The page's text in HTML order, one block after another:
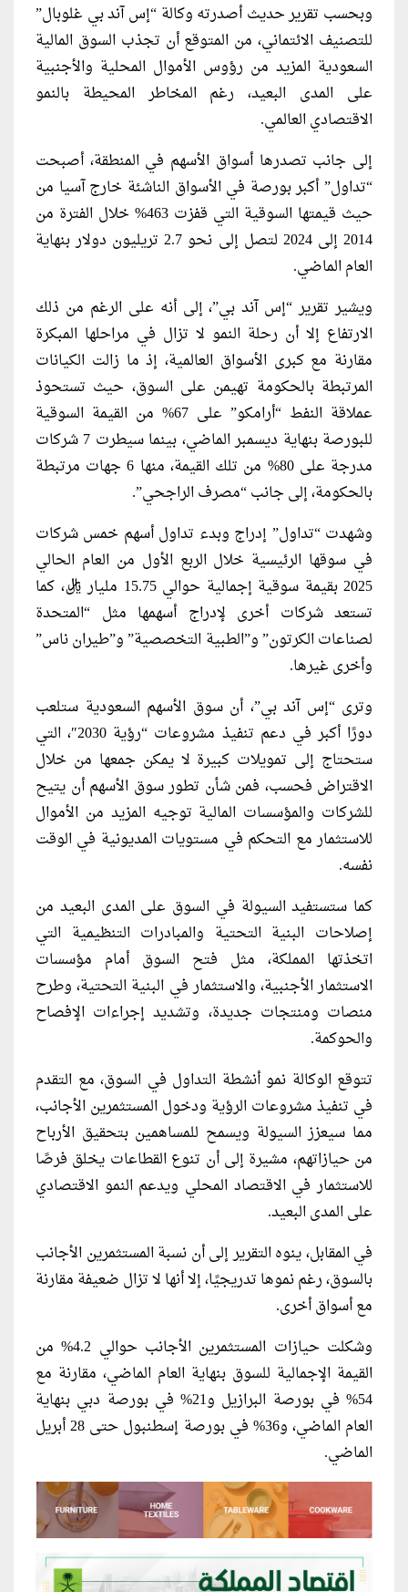
وبحسب تقرير حديث أصدرته وكالة “إس آند بي غلوبال”
للتصنيف الائتماني، من المتوقع أن تجذب السوق المالية
السعودية المزيد من رؤوس الأموال المحلية والأجنبية
على المدى البعيد، رغم المخاطر المحيطة بالنمو
الاقتصادي العالمي.
إلى جانب تصدرها أسواق الأسهم في المنطقة، أصبحت
“تداول” أكبر بورصة في الأسواق الناشئة خارج آسيا من
حيث قيمتها السوقية التي قفزت 463% خلال الفترة من
2014 إلى 2024 لتصل إلى نحو 2.7 تريليون دولار بنهاية
العام الماضي.
ويشير تقرير “إس آند بي”، إلى أنه على الرغم من ذلك
الارتفاع إلا أن رحلة النمو لا تزال في مراحلها المبكرة
مقارنة مع كبرى الأسواق العالمية، إذ ما زالت الكيانات
المرتبطة بالحكومة تهيمن على السوق، حيث تستحوذ
عملاقة النفط “أرامكو” على 67% من القيمة السوقية
للبورصة بنهاية ديسمبر الماضي، بينما سيطرت 7 شركات
مدرجة على 80% من تلك القيمة، منها 6 جهات مرتبطة
بالحكومة، إلى جانب “مصرف الراجحي”.
وشهدت “تداول” إدراج وبدء تداول أسهم خمس شركات
في سوقها الرئيسية خلال الربع الأول من العام الحالي
2025 بقيمة سوقية إجمالية حوالي 15.75 مليار ريال، كما
تستعد شركات أخرى لإدراج أسهمها مثل “المتحدة
لصناعات الكرتون” و”الطبية التخصصية” و”طيران ناس”
وأخرى غيرها.
وترى “إس آند بي”، أن سوق الأسهم السعودية ستلعب
دورًا أكبر في دعم تنفيذ مشروعات “رؤية 2030″، التي
ستحتاج إلى تمويلات كبيرة لا يمكن جمعها من خلال
الاقتراض فحسب، فمن شأن تطور سوق الأسهم أن يتيح
للشركات والمؤسسات المالية توجيه المزيد من الأموال
للاستثمار مع التحكم في مستويات المديونية في الوقت
نفسه.
كما ستستفيد السيولة في السوق على المدى البعيد من
إصلاحات البنية التحتية والمبادرات التنظيمية التي
اتخذتها المملكة، مثل فتح السوق أمام مؤسسات
الاستثمار الأجنبية، والاستثمار في البنية التحتية، وطرح
منصات ومنتجات جديدة، وتشديد إجراءات الإفصاح
والحوكمة.
تتوقع الوكالة نمو أنشطة التداول في السوق، مع التقدم
في تنفيذ مشروعات الرؤية ودخول المستثمرين الأجانب،
مما سيعزز السيولة ويسمح للمساهمين بتحقيق الأرباح
من حيازاتهم، مشيرة إلى أن تنوع القطاعات يخلق فرصًا
للاستثمار في الاقتصاد المحلي ويدعم النمو الاقتصادي
على المدى البعيد.
في المقابل، ينوه التقرير إلى أن نسبة المستثمرين الأجانب
بالسوق، رغم نموها تدريجيًا، إلا أنها لا تزال ضعيفة مقارنة
مع أسواق أخرى.
وشكلت حيازات المستثمرين الأجانب حوالي 4.2% من
القيمة الإجمالية للسوق بنهاية العام الماضي، مقارنة مع
54% في بورصة البرازيل و21% في بورصة دبي بنهاية
العام الماضي، و36% في بورصة إسطنبول حتى 28 أبريل
الماضي.